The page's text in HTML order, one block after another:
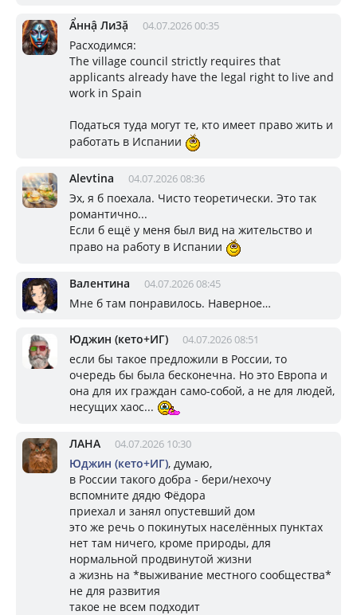
Ẩннậ Ли3ặ 04.07.2026 00:35
Расходимся:
The village council strictly requires that
applicants already have the legal right to live and
work in Spain
Податься туда могут те, кто имеет право жить и
работать в Испании
Alevtina 04.07.2026 08:36
Эх, я б поехала. Чисто теоретически. Это так
романтично...
Если б ещё у меня был вид на жительство и
право на работу в Испании
Валентина 04.07.2026 08:45
Мне б там понравилось. Наверное…
Юджин (кето+ИГ) 04.07.2026 08:51
если бы такое предложили в России, то
очередь бы была бесконечна. Но это Европа и
она для их граждан само-собой, а не для людей,
несущих хаос...
ЛАНА 04.07.2026 10:30
Юджин (кето+ИГ), думаю,
в России такого добра - бери/нехочу
вспомните дядю Фёдора
приехал и занял опустевший дом
это же речь о покинутых населённых пунктах
нет там ничего, кроме природы, для
нормальной продвинутой жизни
а жизнь на *выживание местного сообщества*
не для развития
такое не всем подходит